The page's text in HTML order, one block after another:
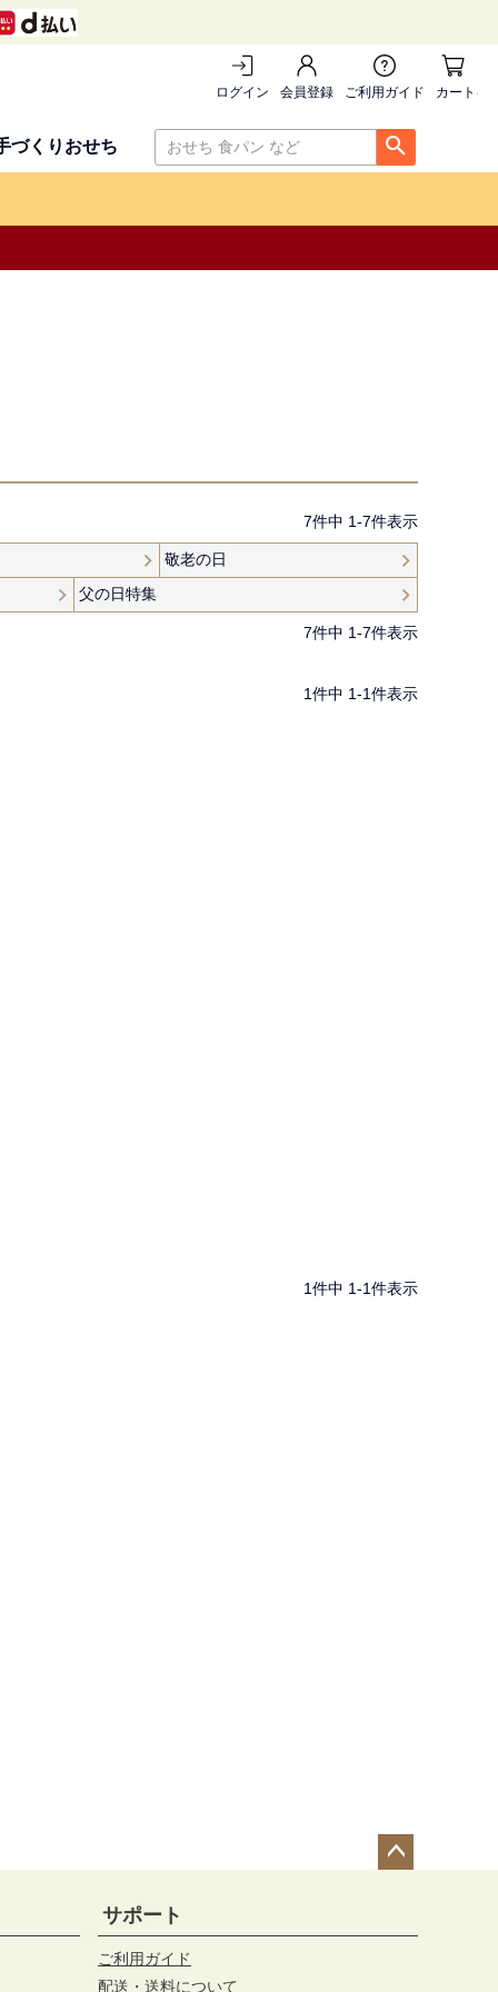
ログイン 会員登録 ご利用ガイド カートを
づくりおせち
7件中 1-7件表示
敬老の日
父の日特集
7件中 1-7件表示
1件中 1-1件表示
1件中 1-1件表示
サポート
ご利用ガイド
配送・送料について